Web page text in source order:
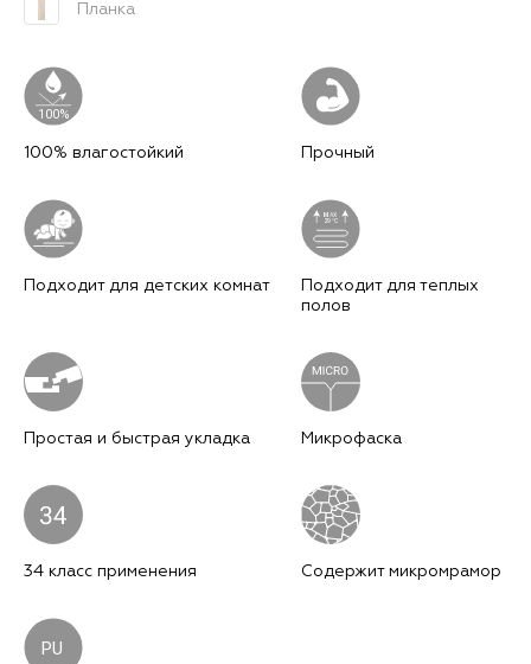
Планка
100%
100% влагостойкий Прочный
Подходит для детских комнат
MAX
29°C
Подходит для теплых
полов
Простая и быстрая укладка Микрофаска
34 класс применения Содержит микромрамор
PU